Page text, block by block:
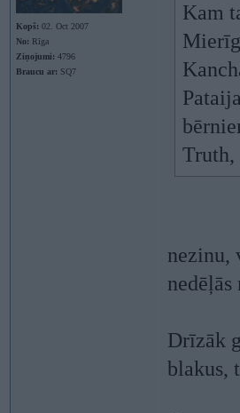
Kopš: 02. Oct 2007
No: Rīga
Ziņojumi: 4796
Braucu ar: SQ7
Kam
Truth,
nezinu,
Drīzāk
blakus,